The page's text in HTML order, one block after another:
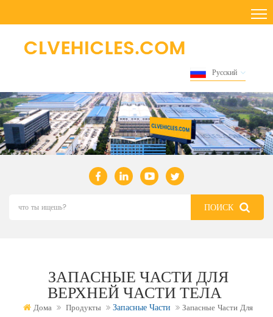
Русский
ЗАПАСНЫЕ ЧАСТИ ДЛЯ
ВЕРХНЕЙ ЧАСТИ ТЕЛА
Дома Продукты Запасные Части
Запасные Части Для